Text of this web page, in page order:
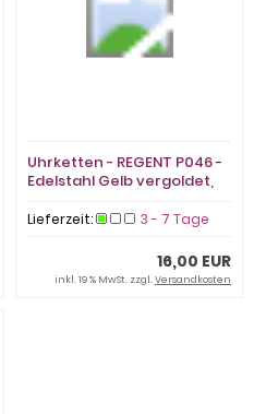
Uhrketten - REGENT P046 -
Edelstahl Gelb vergoldet,
Lieferzeit: 3 - 7 Tage
16,00 EUR
inkl. 19 % MwSt. zzgl.Versandkosten